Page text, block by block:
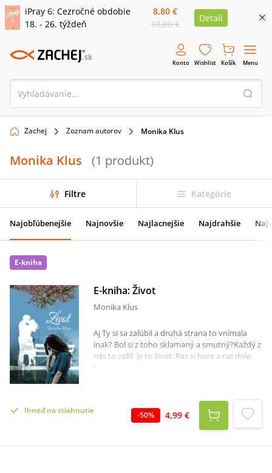
iPray 6: Cezročné obdobie
18. - 26. týždeň
8,80 €
10,00 €
Detail
Konto Wishlist Košík Menu
Zachej Zoznam autorov Monika Klus
Monika Klus (1 produkt)
Filtre Kategórie
Najobľúbenejšie Najnovšie Najlacnejšie Najdrahšie
E-kniha
E-kniha: Život
Monika Klus
Aj Ty si sa zaľúbil a druhá strana to vnímala
inak? Bol si z toho sklamaný a smutný?Každý z
nás to zažil. Je to život. Raz si hore a raz dole.
Rovnováha funguje. Dôležité je nevzdávať sa,
viac... Nový život :) A toto všetko sa ukrýva v
mojej knihe.
Ihneď na stiahnutie -50% 4,99 €